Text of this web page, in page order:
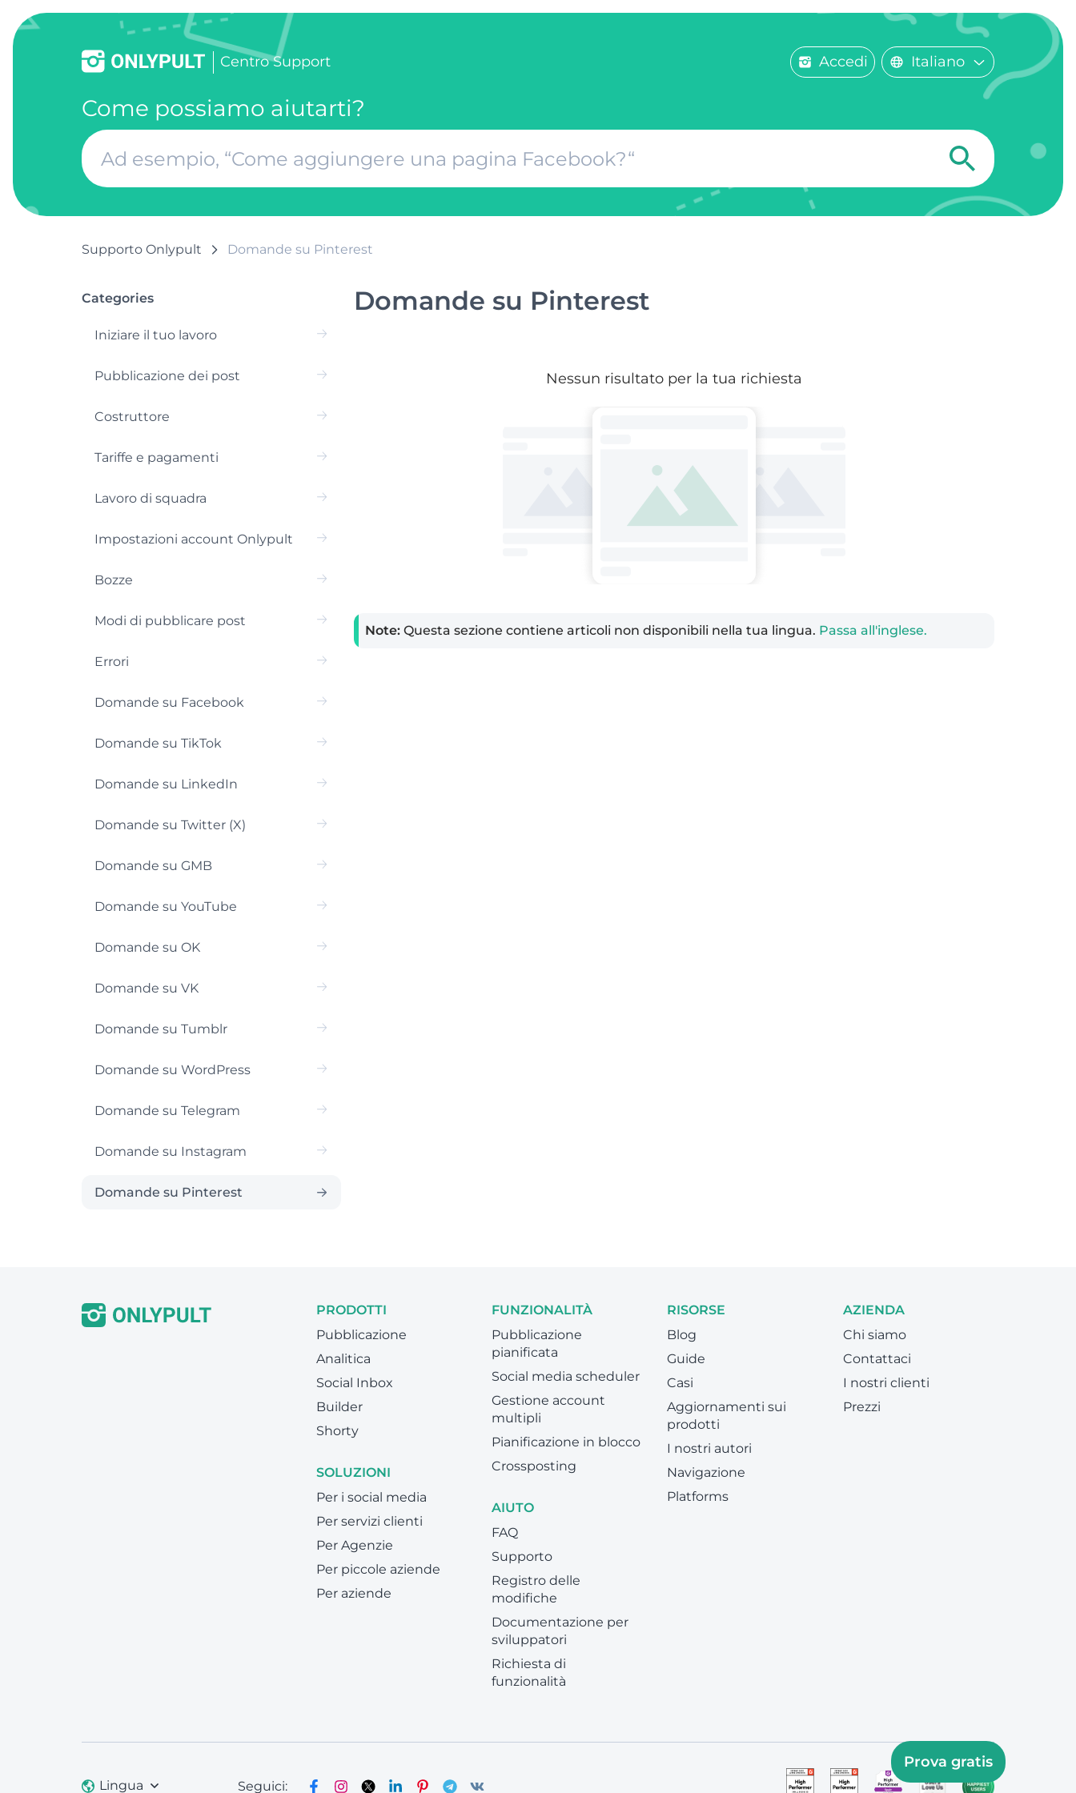
Centro Support Accedi Italiano
Come possiamo aiutarti?
Supporto Onlypult Domande su Pinterest
Categories
Iniziare il tuo lavoro
Pubblicazione dei post
Costruttore
Tariffe e pagamenti
Lavoro di squadra
Impostazioni account Onlypult
Bozze
Modi di pubblicare post
Errori
Domande su Facebook
Domande su TikTok
Domande su LinkedIn
Domande su Twitter (X)
Domande su GMB
Domande su YouTube
Domande su OK
Domande su VK
Domande su Tumblr
Domande su WordPress
Domande su Telegram
Domande su Instagram
Domande su Pinterest
Domande su Pinterest
Nessun risultato per la tua richiesta
Note: Questa sezione contiene articoli non disponibili nella tua lingua. Passa all'inglese.
PRODOTTI
Pubblicazione
Analitica
Social Inbox
Builder
Shorty
SOLUZIONI
Per i social media
Per servizi clienti
Per Agenzie
Per piccole aziende
Per aziende
FUNZIONALITÀ
Pubblicazione
pianificata
Social media scheduler
Gestione account
multipli
Pianificazione in blocco
Crossposting
AIUTO
FAQ
Supporto
Registro delle
modifiche
Documentazione per
sviluppatori
Richiesta di
funzionalità
RISORSE
Blog
Guide
Casi
Aggiornamenti sui
prodotti
I nostri autori
Navigazione
Platforms
AZIENDA
Chi siamo
Contattaci
I nostri clienti
Prezzi
Lingua Seguici:
Prova gratis